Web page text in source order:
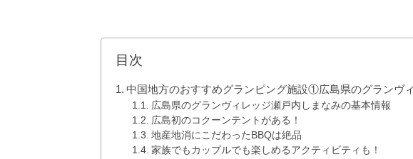
目次
中国地方のおすすめグランピング施設①広島県のグランヴ
広島県のグランヴィレッジ瀬戸内しまなみの基本情報
広島初のコクーンテントがある！
地産地消にこだわったBBQは絶品
家族でもカップルでも楽しめるアクティビティも！